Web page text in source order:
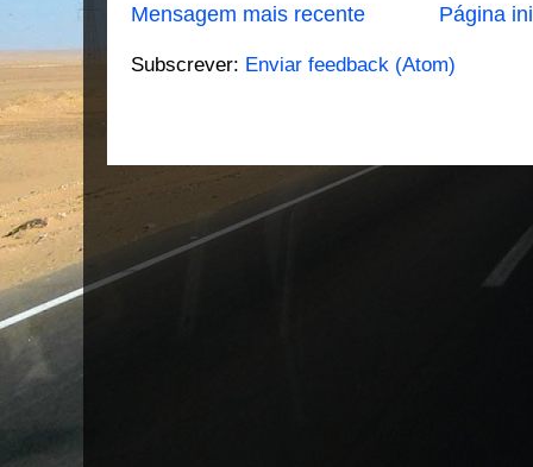
Mensagem mais recente Página
Subscrever: Enviar feedback (Atom)